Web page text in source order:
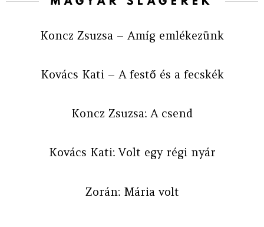
Koncz Zsuzsa – Amíg emlékezünk
Kovács Kati – A festő és a fecskék
Koncz Zsuzsa: A csend
Kovács Kati: Volt egy régi nyár
Zorán: Mária volt